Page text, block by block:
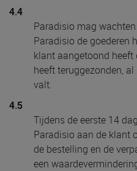
4.4
Paradisio mag
Paradisio de goederen
klant aangetoond heeft
heeft teruggezonden,
valt.
4.5
Tijdens de eerste 14
Paradisio aan de klant
de bestelling en de
een